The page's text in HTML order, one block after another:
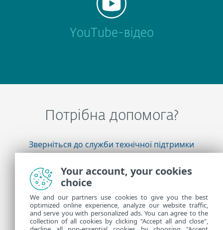
YouTube-відео
Потрібна допомога?
Зверніться до служби технічної підтримки
ESET
Додаткова інформація
Новини підтримки
Your account, your cookies
choice
We and our partners use cookies to give you the best
optimized online experience, analyze our website traffic,
and serve you with personalized ads. You can agree to the
collection of all cookies by clicking "Accept all and close",